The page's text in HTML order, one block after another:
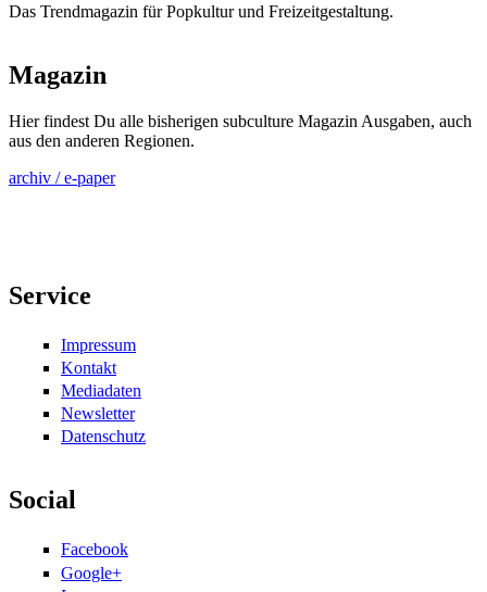
Das Trendmagazin für Popkultur und Freizeitgestaltung.
Magazin
Hier findest Du alle bisherigen subculture Magazin Ausgaben, auch
aus den anderen Regionen.
archiv / e-paper
Service
Impressum
Kontakt
Mediadaten
Newsletter
Datenschutz
Social
Facebook
Google+